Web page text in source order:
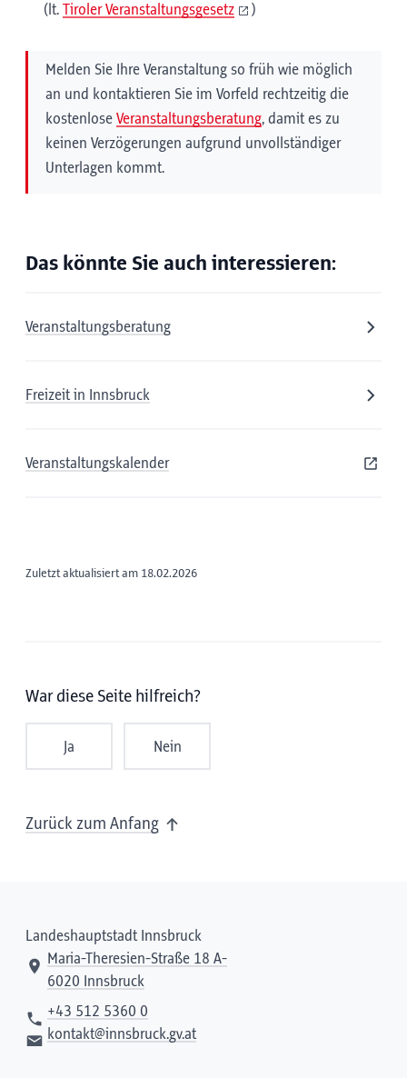
(lt. Tiroler Veranstaltungsgesetz )
Melden Sie Ihre Veranstaltung so früh wie möglich
an und kontaktieren Sie im Vorfeld rechtzeitig die
kostenlose Veranstaltungsberatung, damit es zu
keinen Verzögerungen aufgrund unvollständiger
Unterlagen kommt.
Das könnte Sie auch interessieren:
Veranstaltungsberatung
Freizeit in Innsbruck
Veranstaltungskalender
Zuletzt aktualisiert am 18.02.2026
War diese Seite hilfreich?
Ja Nein
Zurück zum Anfang
Landeshauptstadt Innsbruck
Maria-Theresien-Straße 18 A-
6020 Innsbruck
+43 512 5360 0
kontakt@innsbruck.gv.at